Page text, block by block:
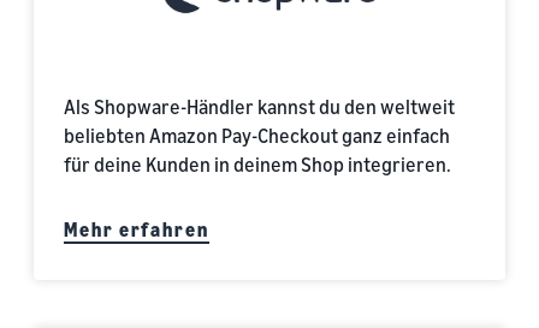
Als Shopware-Händler kannst du den weltweit
beliebten Amazon Pay-Checkout ganz einfach
für deine Kunden in deinem Shop integrieren.
Mehr erfahren